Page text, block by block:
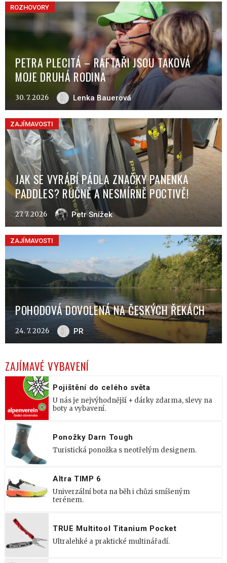
ROZHOVORY
PETRA PLECITÁ – RAFTAŘI JSOU TAKOVÁ
MOJE DRUHÁ RODINA
30. 7. 2026 Lenka Bauerová
ZAJÍMAVOSTI
JAK SE VYRÁBÍ PÁDLA ZNAČKY PANENKA
PADDLES? RUČNĚ A NESMÍRNĚ POCTIVĚ!
27. 7. 2026 Petr Snížek
ZAJÍMAVOSTI
POHODOVÁ DOVOLENÁ NA ČESKÝCH ŘEKÁCH
24. 7. 2026 PR
ZAJÍMAVÉ VYBAVENÍ
Pojištění do celého světa
U nás je nejvýhodnější + dárky zdarma, slevy na
boty a vybavení.
Ponožky Darn Tough
Turistická ponožka s neotřelým designem.
Altra TIMP 6
Univerzální bota na běh i chůzi smíšeným
terénem.
TRUE Multitool Titanium Pocket
Ultralehké a praktické multinářadí.